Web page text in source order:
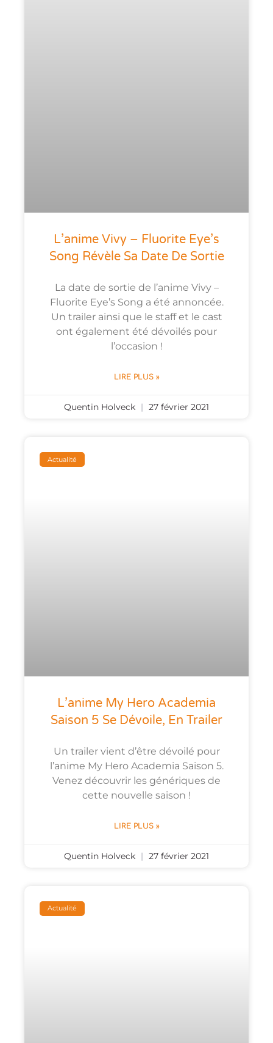
L’anime Vivy – Fluorite Eye’s
Song Révèle Sa Date De Sortie
La date de sortie de l’anime Vivy –
Fluorite Eye’s Song a été annoncée.
Un trailer ainsi que le staff et le cast
ont également été dévoilés pour
l’occasion !
LIRE PLUS »
Quentin Holveck 27 février 2021
Actualité
L’anime My Hero Academia
Saison 5 Se Dévoile, En Trailer
Un trailer vient d’être dévoilé pour
l’anime My Hero Academia Saison 5.
Venez découvrir les génériques de
cette nouvelle saison !
LIRE PLUS »
Quentin Holveck 27 février 2021
Actualité